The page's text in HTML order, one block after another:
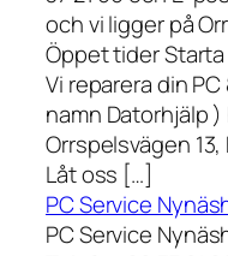
och vi ligger på
Öppet tider
Vi reparera din
namn Datorhjälp )
Orrspelsvägen
Låt oss […]
PC Service
PC Service